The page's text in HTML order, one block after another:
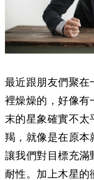
最近跟朋友們聚在
裡燥燥的，好像有
末的星象確實不太
羯，就像是在原本
讓我們對目標充滿
耐性。加上木星的